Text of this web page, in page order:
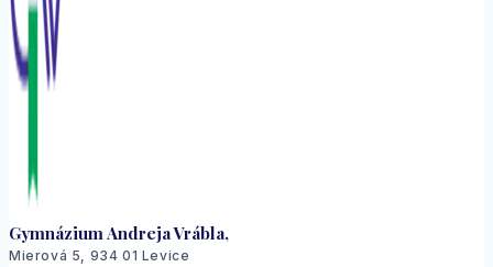
Gymnázium Andreja Vrábla,
Mierová 5, 934 01 Levice